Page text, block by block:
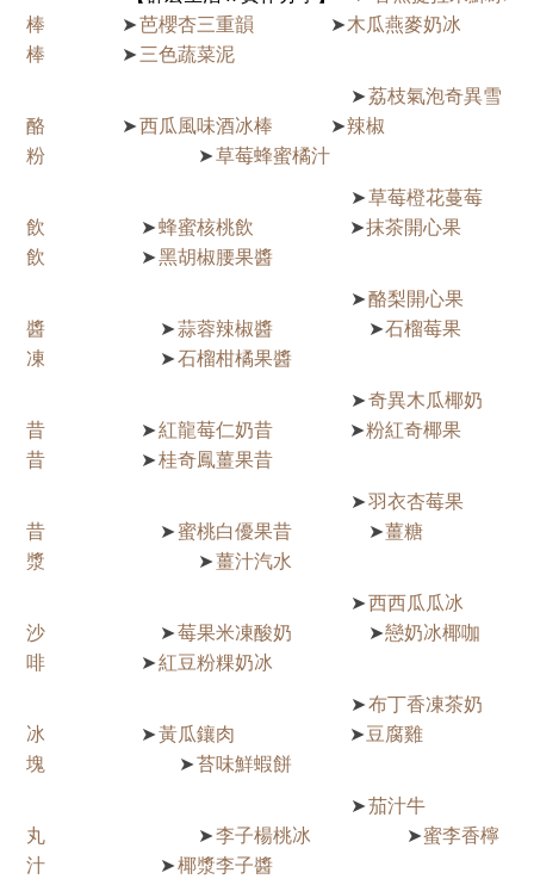
棒
➤芭櫻杏三重韻 ➤木瓜燕麥奶冰
棒
➤ 三色蔬菜泥
➤荔枝氣泡奇異雪
酪
➤西瓜風味酒冰棒 ➤辣椒
粉
➤草莓蜂蜜橘汁
➤草莓橙花蔓莓
飲
➤蜂蜜核桃飲 ➤抹茶開心果
飲
➤黑胡椒腰果醬
➤酪梨開心果
醬
➤蒜蓉辣椒醬 ➤石榴莓果
凍
➤石榴柑橘果醬
➤奇異木瓜椰奶
昔
➤紅龍莓仁奶昔 ➤粉紅奇椰果
昔
➤桂奇鳳薑果昔
➤羽衣杏莓果
昔
➤蜜桃白優果昔 ➤薑糖
漿
➤薑汁汽水
➤西西瓜瓜冰
沙
➤莓果米凍酸奶 ➤戀奶冰椰咖
啡
➤紅豆粉粿奶冰
➤布丁香凍茶奶
冰
➤黃瓜鑲肉 ➤豆腐雞
塊
➤苔味鮮蝦餅
➤茄汁牛
丸
➤李子楊桃冰 ➤蜜李香檸
汁
➤椰漿李子醬